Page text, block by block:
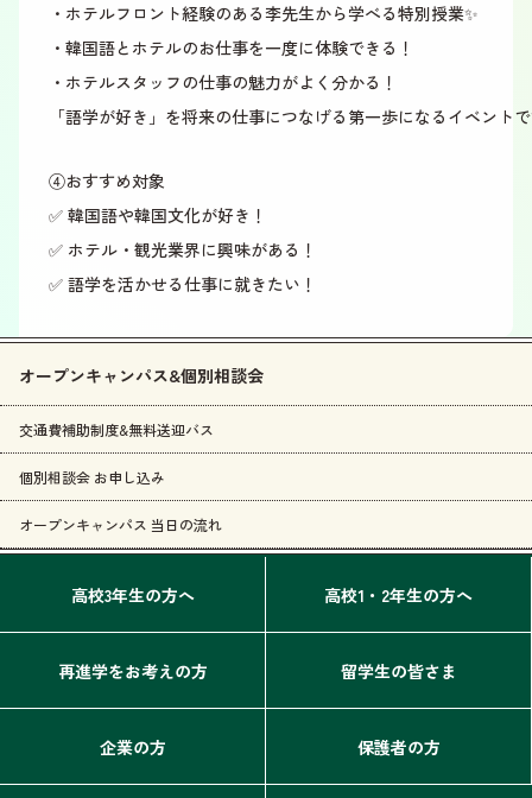
・ホテルフロント経験のある李先生から学べる特別授業✨
・韓国語とホテルのお仕事を一度に体験できる！
・ホテルスタッフの仕事の魅力がよく分かる！
「語学が好き」を将来の仕事につなげる第一歩になるイベント
④おすすめ対象
✅ 韓国語や韓国文化が好き！
✅ ホテル・観光業界に興味がある！
✅ 語学を活かせる仕事に就きたい！
オープンキャンパス&個別相談会
交通費補助制度&無料送迎バス
個別相談会 お申し込み
オープンキャンパス 当日の流れ
高校3年生の方へ 高校1・2年生の方へ
再進学をお考えの方 留学生の皆さま
企業の方 保護者の方